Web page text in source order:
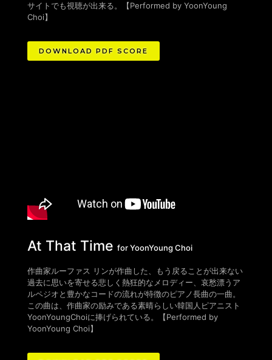
サイトでも視聴が出来る。
【Performed by YoonYoung
Choi】
DOWNLOAD PDF SCORE
At That Time for YoonYoung Choi
作曲家ルーファス リンが作曲した、もう戻ることが出来ない
過去に思いを寄せる悲しく熱狂的なメロディー、哀愁漂うア
ルペジオと豊かなコードの流れが特徴のピアノ長曲の一曲。
この曲は、作曲家の励みである素晴らしい韓国人ピアニスト
YoonYoungChoiに捧げられている。【Performed by
YoonYoung Choi】